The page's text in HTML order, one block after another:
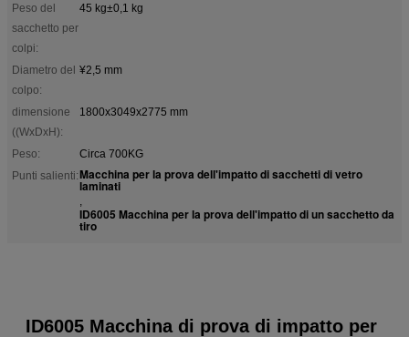
Peso del
sacchetto per
colpi:
45 kg±0,1 kg
Diametro del
colpo:
¥2,5 mm
dimensione
((WxDxH):
1800x3049x2775 mm
Peso:
Circa 700KG
Punti salienti:Macchina per la prova dell'impatto di sacchetti di vetro
laminati
,
ID6005 Macchina per la prova dell'impatto di un sacchetto da
tiro
ID6005 Macchina di prova di impatto per